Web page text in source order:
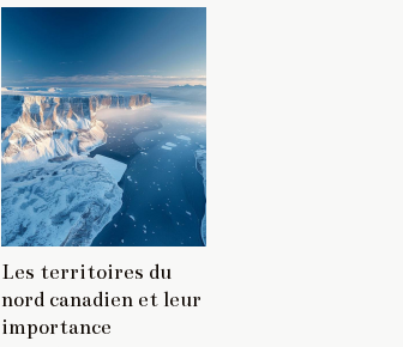
Les territoires du
nord canadien et leur
importance